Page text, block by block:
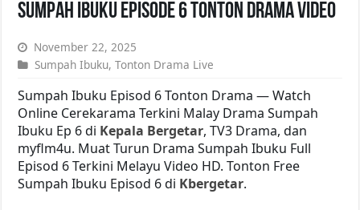
Sumpah Ibuku Episode 6 Tonton Drama Video
November 22, 2025
Sumpah Ibuku,Tonton Drama Live
Sumpah Ibuku Episod 6 Tonton Drama — Watch
Online Cerekarama Terkini Malay Drama Sumpah
Ibuku Ep 6 di Kepala Bergetar, TV3 Drama, dan
myflm4u. Muat Turun Drama Sumpah Ibuku Full
Episod 6 Terkini Melayu Video HD. Tonton Free
Sumpah Ibuku Episod 6 di Kbergetar.